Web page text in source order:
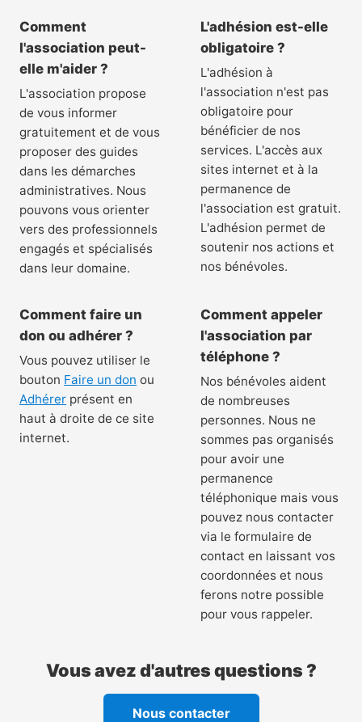
Comment
l'association peut-
elle m'aider ?
L'association propose
de vous informer
gratuitement et de vous
proposer des guides
dans les démarches
administratives. Nous
pouvons vous orienter
vers des professionnels
engagés et spécialisés
dans leur domaine.
L'adhésion est-elle
obligatoire ?
L'adhésion à
l'association n'est pas
obligatoire pour
bénéficier de nos
services. L'accès aux
sites internet et à la
permanence de
l'association est gratuit.
L'adhésion permet de
soutenir nos actions et
nos bénévoles.
Comment faire un
don ou adhérer ?
Vous pouvez utiliser le
bouton Faire un don ou
Adhérer présent en
haut à droite de ce site
internet.
Comment appeler
l'association par
téléphone ?
Nos bénévoles aident
de nombreuses
personnes. Nous ne
sommes pas organisés
pour avoir une
permanence
téléphonique mais vous
pouvez nous contacter
via le formulaire de
contact en laissant vos
coordonnées et nous
ferons notre possible
pour vous rappeler.
Vous avez d'autres questions ?
Nous contacter